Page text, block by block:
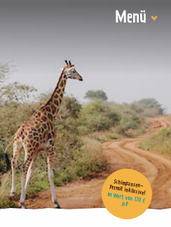
Menü
Schimpansen-Permit inklusive!
im Wert von 130 €
p.P.